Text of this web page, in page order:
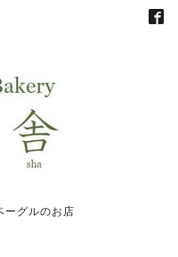
ーグルのお店